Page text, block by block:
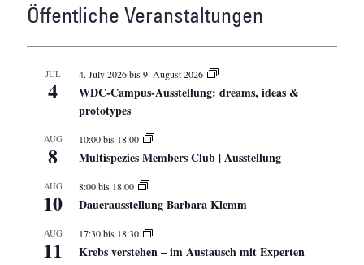
Öffentliche Veranstaltungen
JUL
4
4. July 2026bis9. August 2026
WDC-Campus-Ausstellung: dreams, ideas &
prototypes
AUG
8
10:00bis 18:00
Multispezies Members Club | Ausstellung
AUG
10
8:00bis 18:00
Dauerausstellung Barbara Klemm
AUG
11
17:30bis 18:30
Krebs verstehen – im Austausch mit Experten